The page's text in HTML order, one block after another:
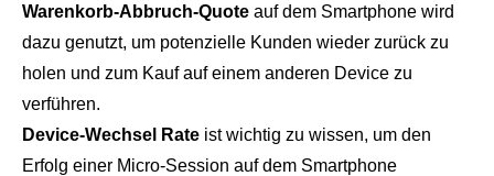
Warenkorb-Abbruch-Quote auf dem Smartphone wird
dazu genutzt, um potenzielle Kunden wieder zurück zu
holen und zum Kauf auf einem anderen Device zu
verführen.
Device-Wechsel Rate ist wichtig zu wissen, um den
Erfolg einer Micro-Session auf dem Smartphone